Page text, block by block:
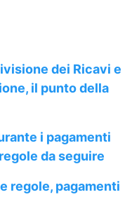
dei Ricavi e
il punto della
i pagamenti
da seguire
regole, pagamenti